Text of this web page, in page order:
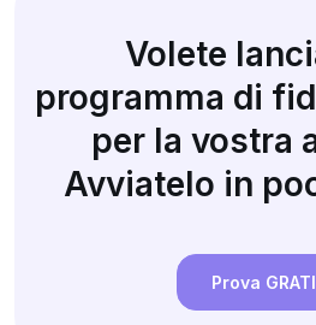
Volete
programma di
per la vostra
Avviatelo in
Prova